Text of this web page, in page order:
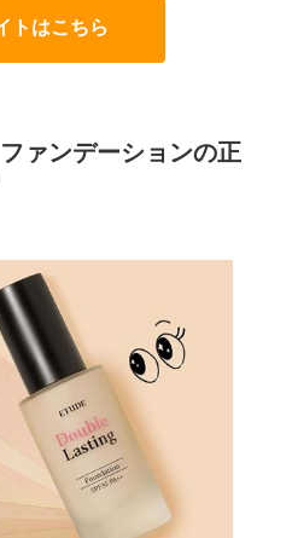
トはこちら
ァンデーションの正